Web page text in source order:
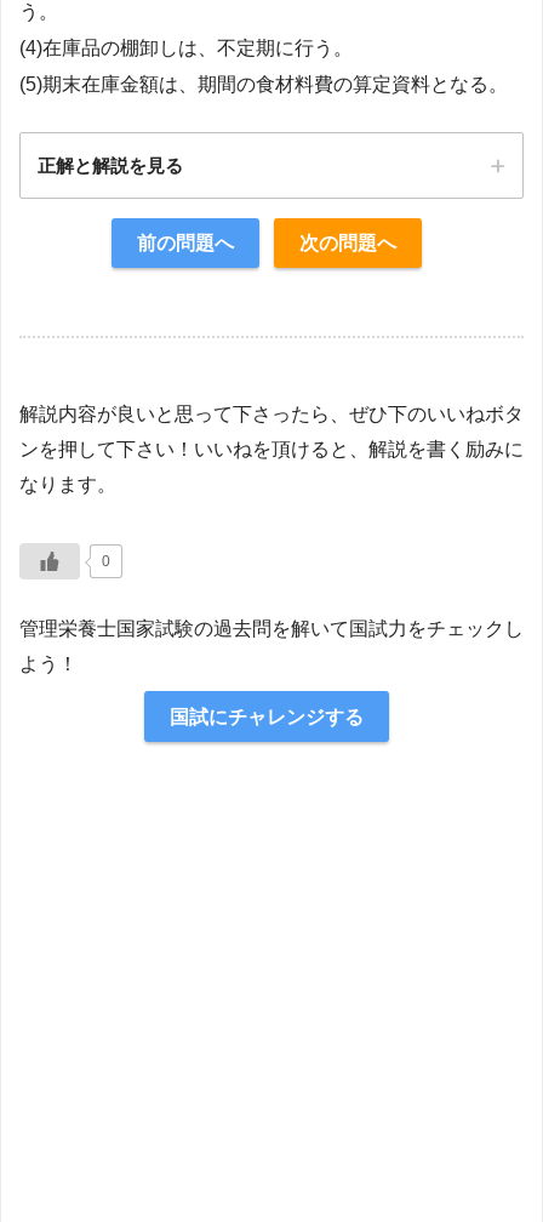
う。
(4)在庫品の棚卸しは、不定期に行う。
(5)期末在庫金額は、期間の食材料費の算定資料となる。
正解と解説を見る
前の問題へ 次の問題へ
解説内容が良いと思って下さったら、ぜひ下のいいねボタ
ンを押して下さい！いいねを頂けると、解説を書く励みに
なります。
0
管理栄養士国家試験の過去問を解いて国試力をチェックし
よう！
国試にチャレンジする